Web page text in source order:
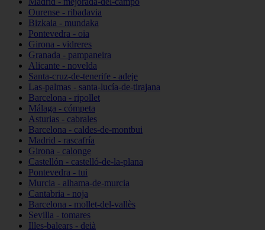
Ourense - ribadavia
Bizkaia - mundaka
Pontevedra - oia
Girona - vidreres
Granada - pampaneira
Alicante - novelda
Santa-cruz-de-tenerife - adeje
Las-palmas - santa-lucía-de-tirajana
Barcelona - ripollet
Málaga - cómpeta
Asturias - cabrales
Barcelona - caldes-de-montbui
Madrid - rascafría
Girona - calonge
Castellón - castelló-de-la-plana
Pontevedra - tui
Murcia - alhama-de-murcia
Cantabria - noja
Barcelona - mollet-del-vallès
Sevilla - tomares
Illes-balears - deià